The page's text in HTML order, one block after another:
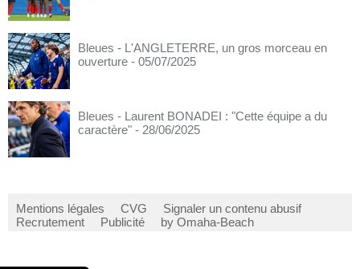
Bleues - L'ANGLETERRE, un gros morceau en
ouverture - 05/07/2025
Bleues - Laurent BONADEI : "Cette équipe a du
caractère" - 28/06/2025
Mentions légales CVG
Signaler un contenu abusif
Recrutement
Publicité by Omaha-Beach